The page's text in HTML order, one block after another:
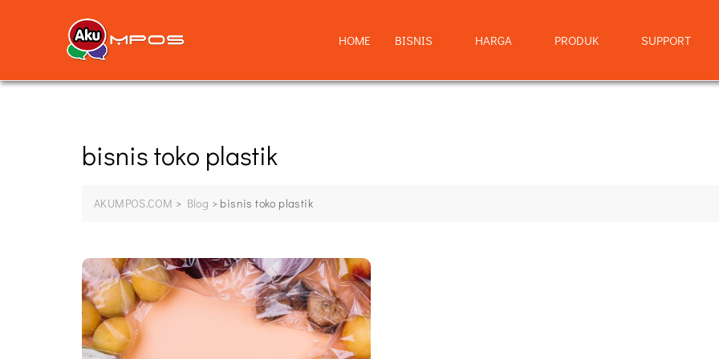
HOME BISNIS HARGA PRODUK SUPPORT
bisnis toko plastik
AKUMPOS.COM > Blog > bisnis toko plastik